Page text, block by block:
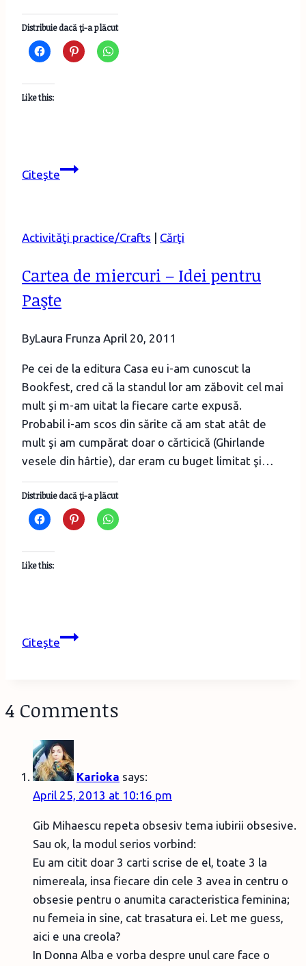
Distribuie dacă ţi-a plăcut
Like this:
CiteșteMensa
genii
Activităţi practice/Crafts | Cărţi
Cartea de miercuri – Idei pentru
Paşte
ByLaura Frunza April 20, 2011
Pe cei de la editura Casa eu i-am cunoscut la
Bookfest, cred că la standul lor am zăbovit cel mai
mult şi m-am uitat la fiecare carte expusă.
Probabil i-am scos din sărite că am stat atât de
mult şi am cumpărat doar o cărticică (Ghirlande
vesele din hârtie), dar eram cu buget limitat şi…
Distribuie dacă ţi-a plăcut
Like this:
CiteșteCartea
Idei
Paşte
4 Comments
Karioka says:
April 25, 2013 at 10:16 pm
Gib Mihaescu repeta obsesiv tema iubirii obsesive.
Sau ok, la modul serios vorbind:
Eu am citit doar 3 carti scrise de el, toate 3 la
nimereala, insa fiecare din cele 3 avea in centru o
obsesie pentru o anumita caracteristica feminina;
nu femeia in sine, cat trasatura ei. Let me guess,
aici e una creola?
In Donna Alba e vorba despre unul care face o